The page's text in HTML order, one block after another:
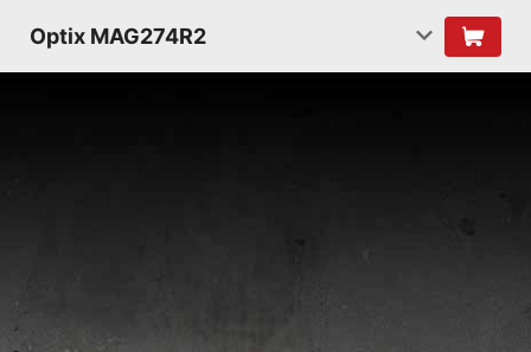
Optix MAG274R2